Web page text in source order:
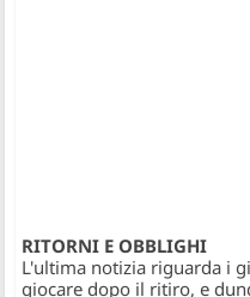
RITORNI E OBBLIGHI
​L'ultima notizia riguarda i
giocare dopo il ritiro, e